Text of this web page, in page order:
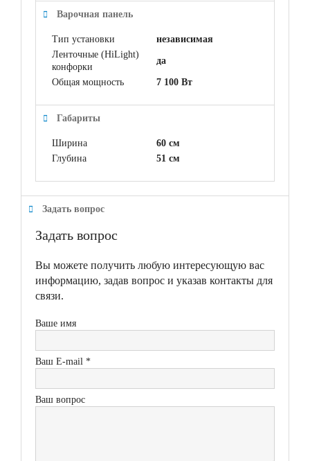
Варочная панель
Тип установки
независимая
Ленточные (HiLight)
конфорки
да
Общая мощность 7 100 Вт
Габариты
Ширина
60 см
Глубина
51 см
Задать вопрос
Задать вопрос
Вы можете получить любую интересующую вас
информацию, задав вопрос и указав контакты для
связи.
Ваше имя
Ваш E-mail *
Ваш вопрос